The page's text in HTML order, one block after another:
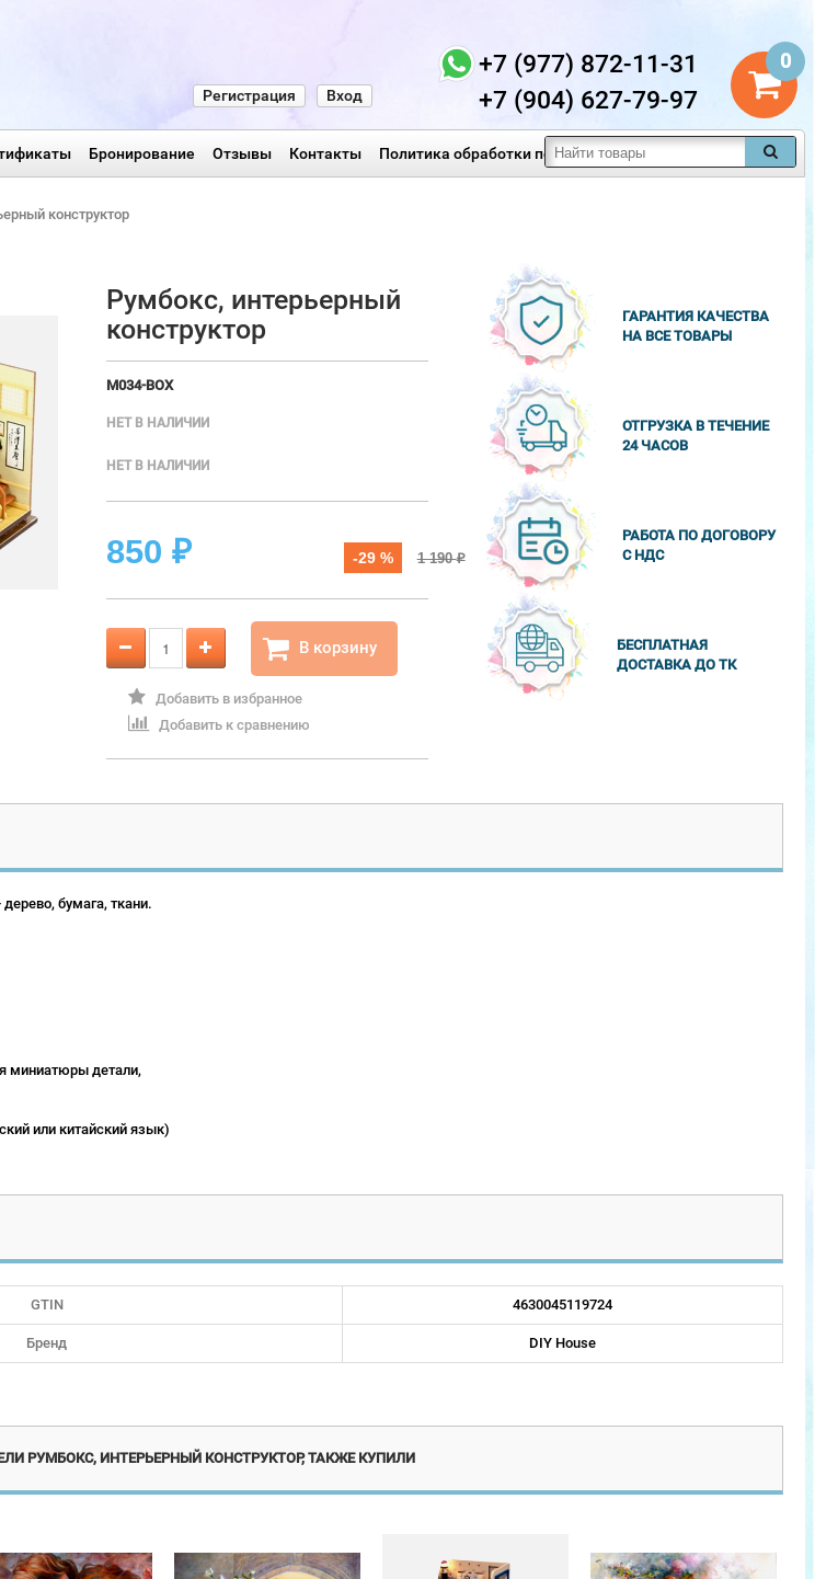
0
+7 (977) 872-11-31
+7 (904) 627-79-97
Вход
Регистрация
Бронирование Отзывы Контакты Политика обработки персональных данных
конструктор
Румбокс, интерьерный
конструктор
M034-BOX
НЕТ В НАЛИЧИИ
НЕТ В НАЛИЧИИ
850 ₽ -29 % 1 190₽
В корзину
Добавить в избранное
Добавить к сравнению
ГАРАНТИЯ КАЧЕСТВА
НА ВСЕ ТОВАРЫ
ОТГРУЗКА В ТЕЧЕНИЕ
24 ЧАСОВ
РАБОТА ПО ДОГОВОРУ
С НДС
БЕСПЛАТНАЯ
ДОСТАВКА ДО ТК
бумага, ткани.
миниатюры детали,
или китайский язык)
GTIN 4630045119724
Бренд DIY House
РУМБОКС, ИНТЕРЬЕРНЫЙ КОНСТРУКТОР, ТАКЖЕ КУПИЛИ